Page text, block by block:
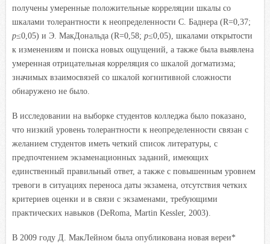
получены умеренные положительные корреляции шкалы со
шкалами толерантности к неопределенности С. Баднера (R=0,37;
p≤0,05) и Э. МакДональда (R=0,58; p≤0,05), шкалами открытости
к изменениям и поиска новых ощущений, а также была выявлена
умеренная отрицательная корреляция со шкалой догматизма;
значимых взаимосвязей со шкалой когнитивной сложности
обнаружено не было.
В исследовании на выборке студентов колледжа было показано,
что низкий уровень толерантности к неопределенности связан с
желанием студентов иметь четкий список литературы, с
предпочтением экзаменационных заданий, имеющих
единственный правильный ответ, а также с повышенным уровнем
тревоги в ситуациях переноса даты экзамена, отсутствия четких
критериев оценки и в связи с экзаменами, требующими
практических навыков (DeRoma, Martin Kessler, 2003).
В 2009 году Д. МакЛейном была опубликована новая вереи*